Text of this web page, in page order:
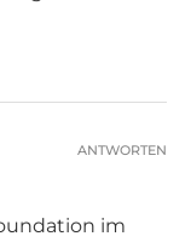
im
ANTWORTEN